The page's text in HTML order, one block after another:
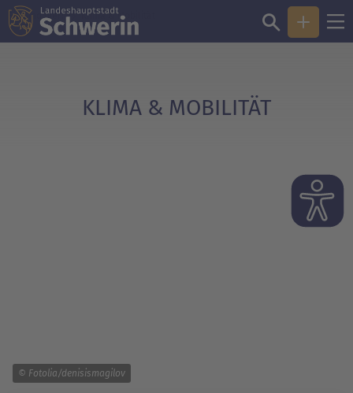
Sie sind hier: Klima & Mobilität
KLIMA & MOBILITÄT
© Fotolia/denisismagilov